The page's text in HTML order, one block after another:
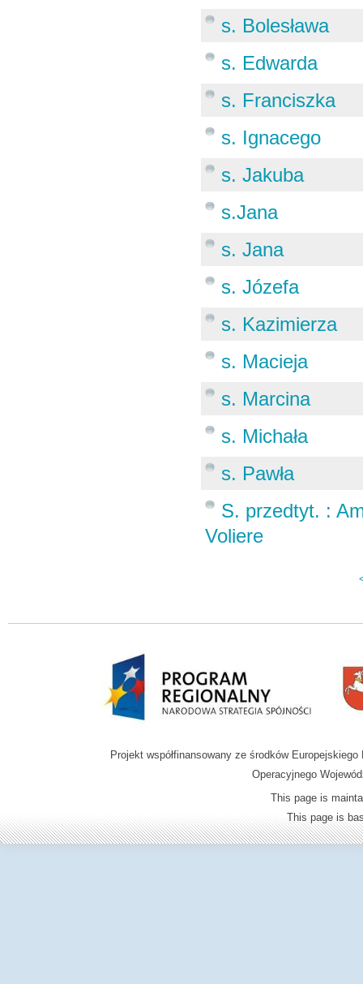
s. Bolesława
s. Edwarda
s. Franciszka
s. Ignacego
s. Jakuba
s.Jana
s. Jana
s. Józefa
s. Kazimierza
s. Macieja
s. Marcina
s. Michała
s. Pawła
S. przedtyt. :
Voliere
Projekt współfinansowany ze środków
Operacyjnego
This page is
This page is